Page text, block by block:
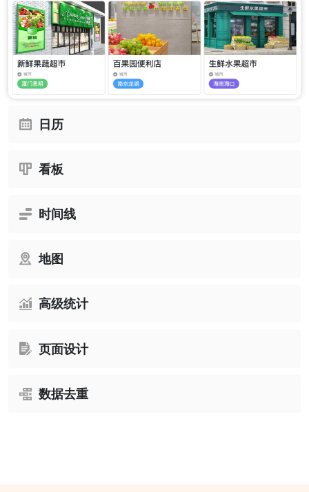
日历
看板
时间线
地图
高级统计
页面设计
数据去重